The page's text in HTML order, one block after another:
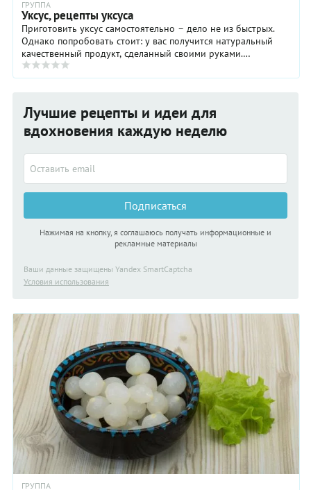
ГРУППА
Уксус, рецепты уксуса
Приготовить уксус самостоятельно – дело не из быстрых.
Однако попробовать стоит: у вас получится натуральный
качественный продукт, сделанный своими руками.
Натуральный уксус можно приготовить из любых ...
Лучшие рецепты и идеи для
вдохновения каждую неделю
Подписаться
Нажимая на кнопку, я соглашаюсь получать информационные и
рекламные материалы
Ваши данные защищены Yandex SmartCaptcha
Условия использования
ГРУППА